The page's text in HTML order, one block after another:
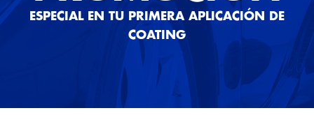
ESPECIAL EN TU PRIMERA APLICACIÓN DE
COATING